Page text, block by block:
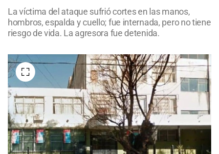
La víctima del ataque sufrió cortes en las manos,
hombros, espalda y cuello; fue internada, pero no tiene
riesgo de vida. La agresora fue detenida.